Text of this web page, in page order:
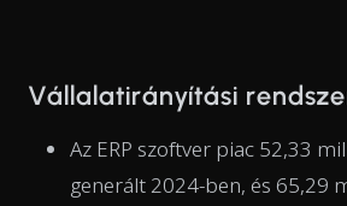
Vállalatirányítási
Az ERP szoftver piac 52,33
generált 2024-ben, és 65,29